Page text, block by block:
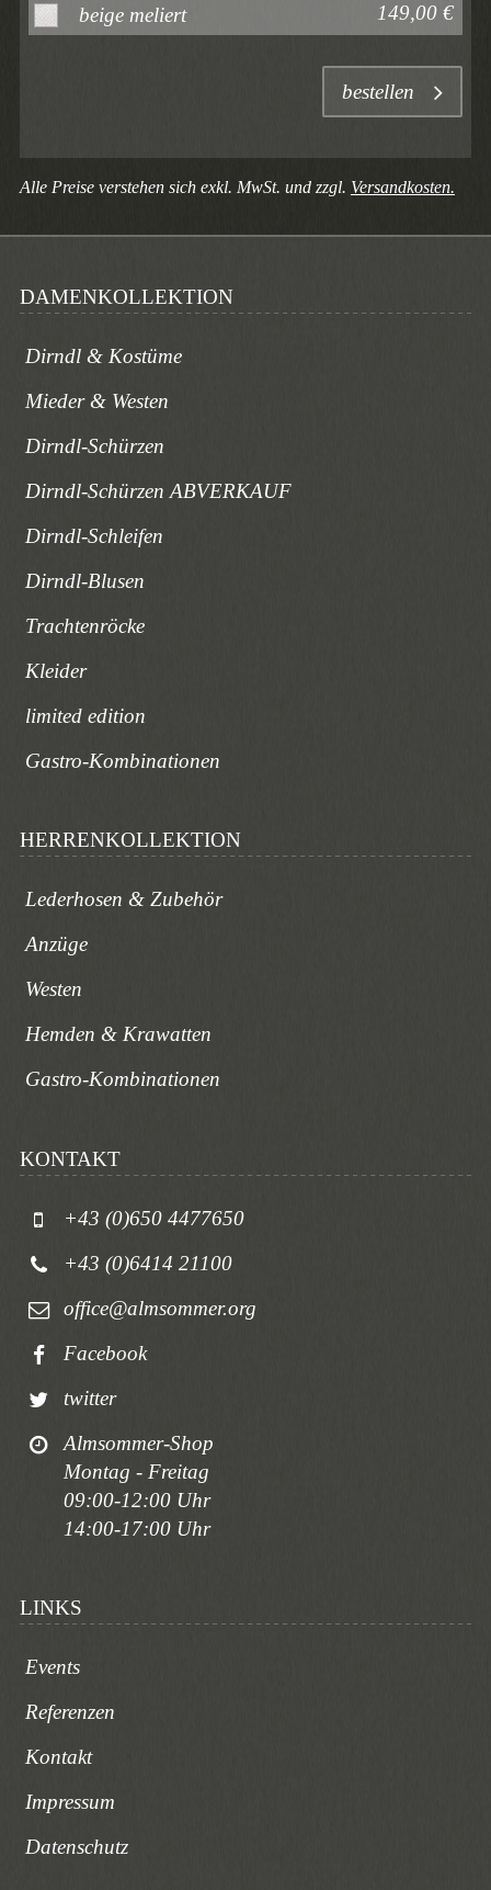
beige meliert 149,00 €
bestellen
Alle Preise verstehen sich exkl. MwSt. und zzgl. Versandkosten.
DAMENKOLLEKTION
Dirndl & Kostüme
Mieder & Westen
Dirndl-Schürzen
Dirndl-Schürzen ABVERKAUF
Dirndl-Schleifen
Dirndl-Blusen
Trachtenröcke
Kleider
limited edition
Gastro-Kombinationen
HERRENKOLLEKTION
Lederhosen & Zubehör
Anzüge
Westen
Hemden & Krawatten
Gastro-Kombinationen
KONTAKT
+43 (0)650 4477650
+43 (0)6414 21100
office@almsommer.org
Facebook
twitter
Almsommer-Shop
Montag - Freitag
09:00-12:00 Uhr
14:00-17:00 Uhr
LINKS
Events
Referenzen
Kontakt
Impressum
Datenschutz